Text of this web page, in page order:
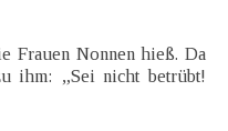
Frauen Nonnen hieß. Da
ihm: „Sei nicht betrübt!